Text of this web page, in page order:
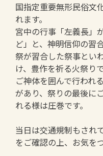
国指定重要無形民俗文
れます。
宮中の行事「左義長」
ど」と、神明信仰の習
祭が習合した祭事とい
け、豊作を祈る火祭りで
ご神体を囲んで行われ
があり、祭りの最後に
れる様は圧巻です。
当日は交通規制もされ
をご確認の上、お気を